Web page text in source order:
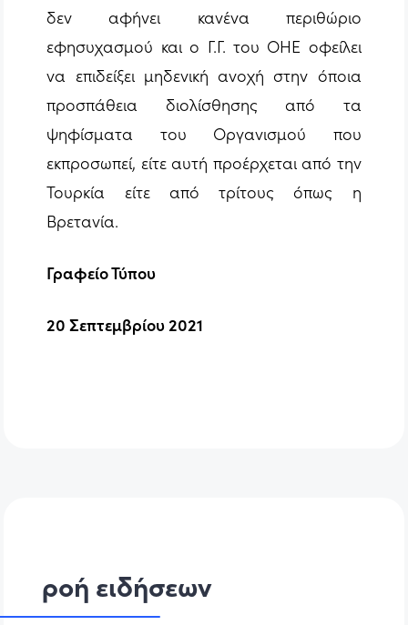
δεν αφήνει κανένα περιθώριο
εφησυχασμού και ο Γ.Γ. του ΟΗΕ οφείλει
να επιδείξει μηδενική ανοχή στην όποια
προσπάθεια διολίσθησης από τα
ψηφίσματα του Οργανισμού που
εκπροσωπεί, είτε αυτή προέρχεται από την
Τουρκία είτε από τρίτους όπως η
Βρετανία.
Γραφείο Τύπου
20 Σεπτεμβρίου 2021
ροή ειδήσεων